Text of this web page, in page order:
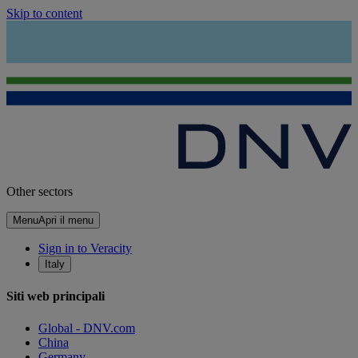
Skip to content
Other sectors
MenuApri il menu
Sign in to Veracity
Italy
Siti web principali
Global - DNV.com
China